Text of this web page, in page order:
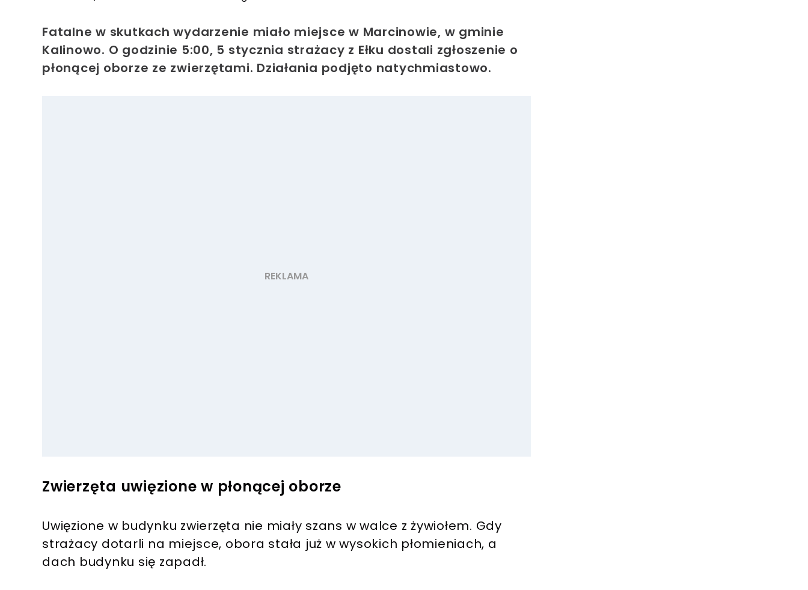
Fatalne w skutkach wydarzenie miało miejsce w Marcinowie, w gminie
Kalinowo. O godzinie 5:00, 5 stycznia strażacy z Ełku dostali zgłoszenie o
płonącej oborze ze zwierzętami. Działania podjęto natychmiastowo.
Zwierzęta uwięzione w płonącej oborze
Uwięzione w budynku zwierzęta nie miały szans w walce z żywiołem. Gdy
strażacy dotarli na miejsce, obora stała już w wysokich płomieniach, a
dach budynku się zapadł.